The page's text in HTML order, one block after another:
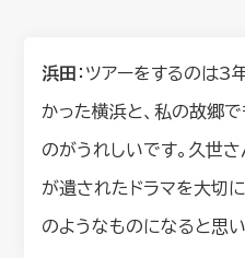
浜田 ：ツアーをするのは3
かった横浜と、私の故郷
のがうれしいです。久世さ
が遺されたドラマを大切
のようなものになると思い